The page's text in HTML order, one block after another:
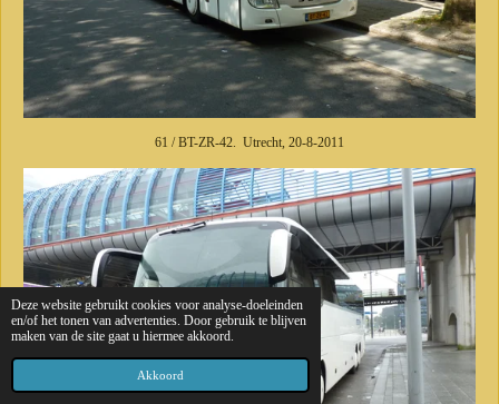
Deze website gebruikt cookies voor analyse-doeleinden
en/of het tonen van advertenties. Door gebruik te blijven
maken van de site gaat u hiermee akkoord.
Akkoord
61 / BT-ZR-42. Utrecht, 20-8-2011